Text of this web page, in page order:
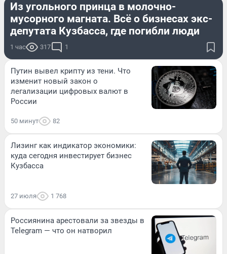
Из угольного принца в молочно-
мусорного магната. Всё о бизнесах экс-
депутата Кузбасса, где погибли люди
1 час 317 1
Путин вывел крипту из тени. Что
изменит новый закон о
легализации цифровых валют в
России
50 минут 82
Лизинг как индикатор экономики:
куда сегодня инвестирует бизнес
Кузбасса
27 июля 1 768
Россиянина арестовали за звезды в
Telegram — что он натворил